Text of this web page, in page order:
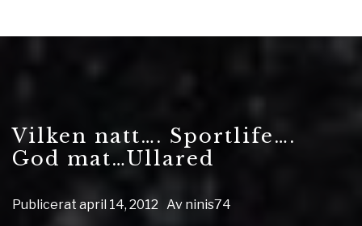
Vilken natt…. Sportlife….
God mat…Ullared
Publicerat april 14, 2012 Av ninis74